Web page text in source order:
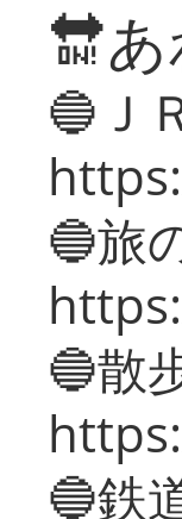
🔛
🔵Ｊ
🔵旅
🔵散
🔵鉄